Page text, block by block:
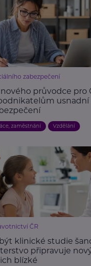
zabezpečení
nového průvodce pro
usnadní
zaměstnání Vzdělání
ČR
klinické studie
připravuje
blízké